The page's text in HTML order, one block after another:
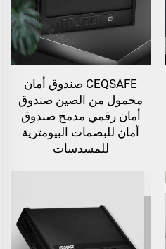
CEQSAFE صندوق أمان
محمول من الصين صندوق
أمان رقمي مدمج صندوق
أمان للبصمات البيومترية
للمسدسات